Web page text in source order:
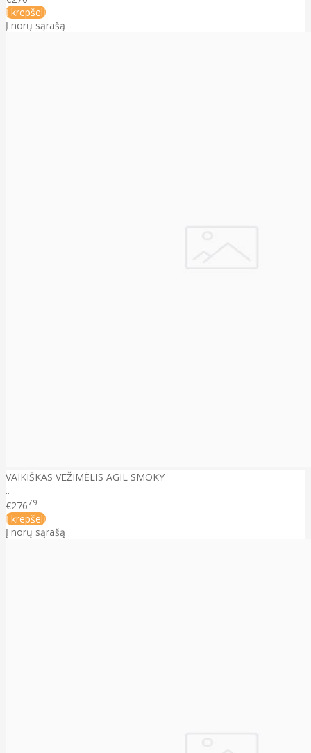
Į krepšelį
Į norų sąrašą
VAIKIŠKAS VEŽIMĖLIS AGIL SMOKY
..
€27679
Į krepšelį
Į norų sąrašą